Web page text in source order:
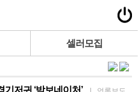
셀러모집
저귀 ‘밤보네이처’